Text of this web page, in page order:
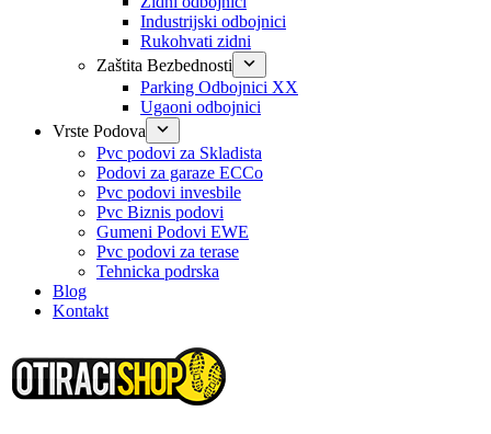
Industrijski odbojnici
Rukohvati zidni
Zaštita Bezbednosti
Parking Odbojnici XX
Ugaoni odbojnici
Vrste Podova
Pvc podovi za Skladista
Podovi za garaze ECCo
Pvc podovi invesbile
Pvc Biznis podovi
Gumeni Podovi EWE
Pvc podovi za terase
Tehnicka podrska
Blog
Kontakt